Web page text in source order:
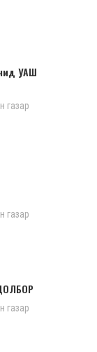
УАШ
газар
газар
газар